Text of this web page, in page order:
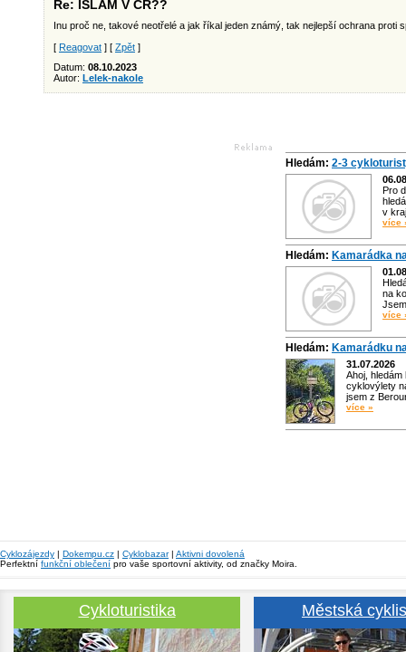
Re: ISLÁM V ČR??
Inu proč ne, takové neotřelé a jak říkal jeden známý, tak nejlepší ochrana proti
[ Reagovat ] [ Zpět ]
Datum: 08.10.2023
Autor: Lelek-nakole
Hledám: 2-3
Pro
v
více
Hledám: Kamarádka
na
více
Hledám: Kamarádku
31.07.2026
Ahoj,
cyklovýlety
jsem z
více »
Cyklozájezdy | Dokempu.cz | Cyklobazar| Aktivni dovolená
Perfektní funkční oblečení pro vaše sportovní aktivity, od značky Moira.
Cykloturistika Městská